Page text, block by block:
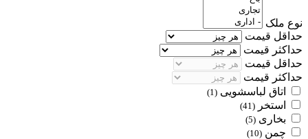
نوع ملک
حداقل قیمت
حداکثر قیمت
حداقل قیمت
حداکثر قیمت
اتاق لباسشویی (1)
استخر (41)
بخاری (5)
چمن (10)